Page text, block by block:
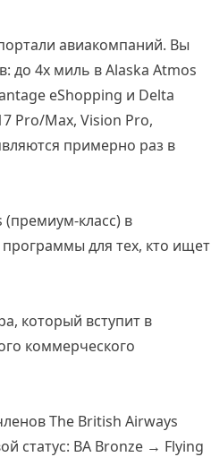
авиакомпаний. Вы
до 4x миль в Alaska Atmos
eShopping и Delta
Pro/Max, Vision Pro,
примерно раз в
класс) в
для тех, кто ищет
который вступит в
коммерческого
The British Airways
статус: BA Bronze → Flying